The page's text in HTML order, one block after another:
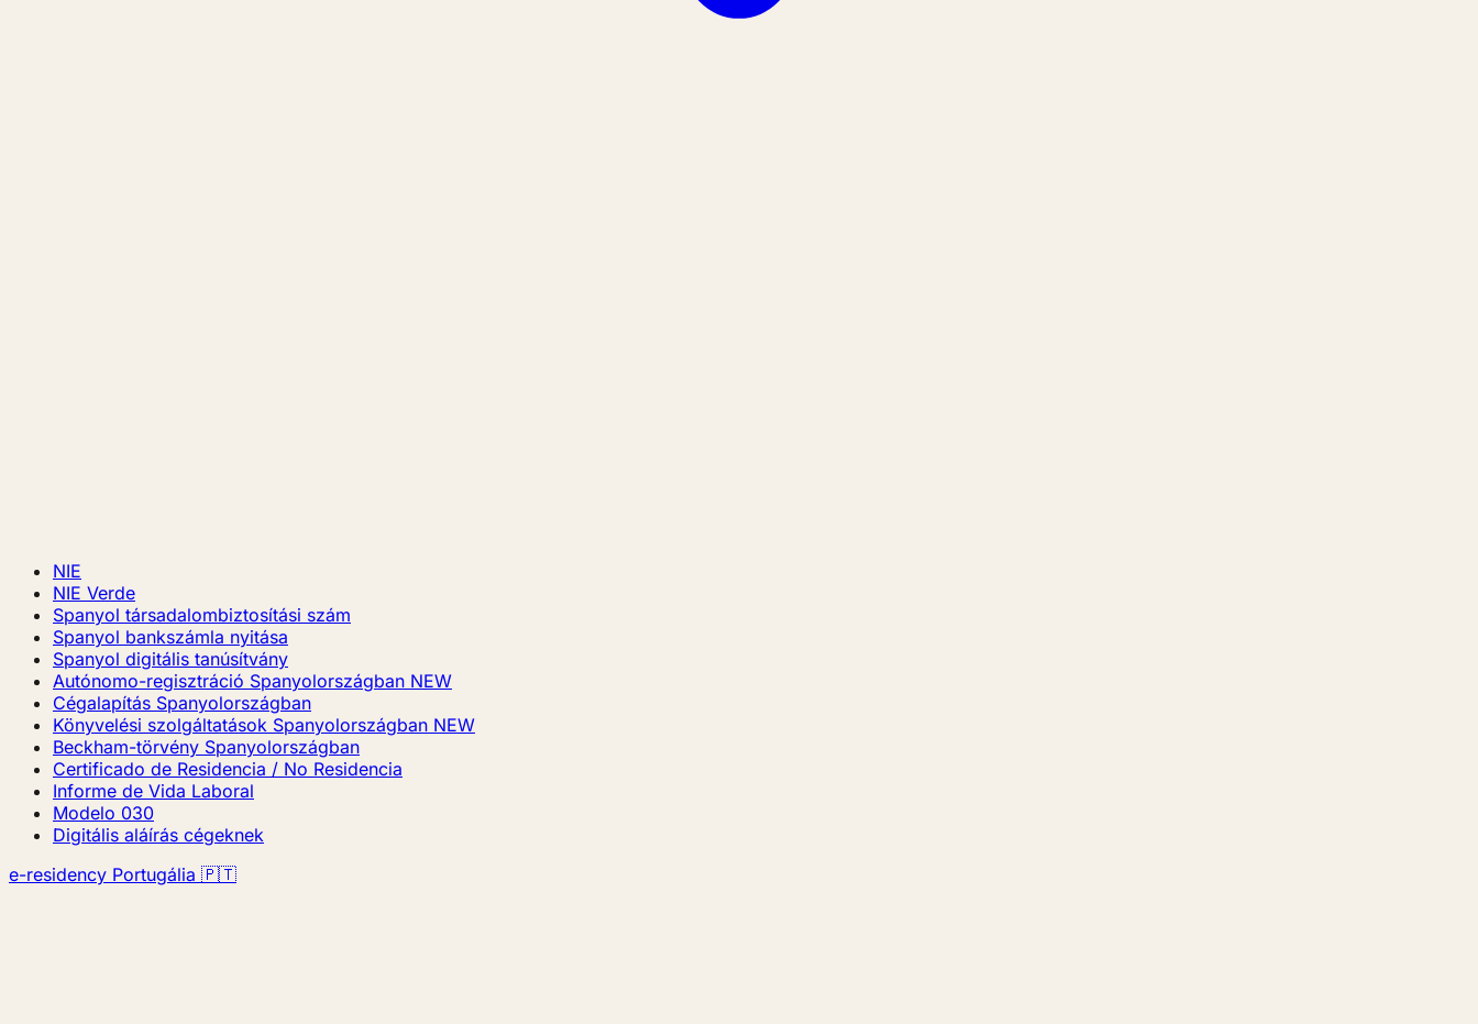
NIE
NIE Verde
Spanyol társadalombiztosítási szám
Spanyol bankszámla nyitása
Spanyol digitális tanúsítvány
Autónomo-regisztráció Spanyolországban NEW
Cégalapítás Spanyolországban
Könyvelési szolgáltatások Spanyolországban NEW
Beckham-törvény Spanyolországban
Certificado de Residencia / No Residencia
Informe de Vida Laboral
Modelo 030
Digitális aláírás cégeknek
e-residency Portugália 🇵🇹